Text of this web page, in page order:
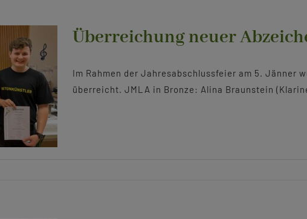
Überreichung neuer
Im Rahmen der Jahresabschlussfeier am 5.
überreicht. JMLA in Bronze: Alina Braunstein